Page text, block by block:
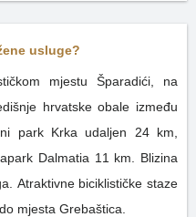
usluge?
mjestu Šparadići, na
hrvatske obale između
park Krka udaljen 24 km,
Dalmatia 11 km. Blizina
Atraktivne biciklističke staze
mjesta Grebaštica.